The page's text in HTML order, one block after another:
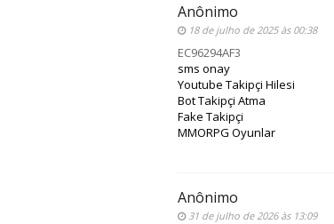
Anônimo
18 de julho de 2025 às 00:38
EC96294AF3
sms onay
Youtube Takipçi Hilesi
Bot Takipçi Atma
Fake Takipçi
MMORPG Oyunlar
Anônimo
31 de julho de 2026 às 13:09